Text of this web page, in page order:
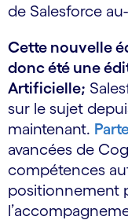
de Salesforce
Cette nouvelle
donc été une
Artificielle;
sur le sujet
maintenant.
avancées de
compétences
positionnement